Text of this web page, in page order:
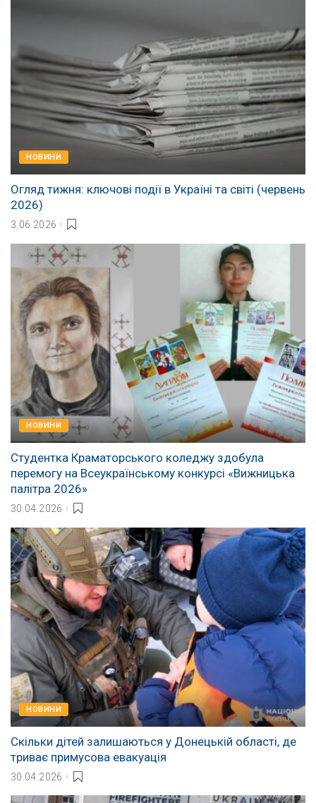
НОВИНИ
Огляд тижня: ключові події в Україні та світі (червень
2026)
3.06.2026
НОВИНИ
Студентка Краматорського коледжу здобула
перемогу на Всеукраїнському конкурсі «Вижницька
палітра 2026»
30.04.2026
НОВИНИ
Скільки дітей залишаються у Донецькій області, де
триває примусова евакуація
30.04.2026